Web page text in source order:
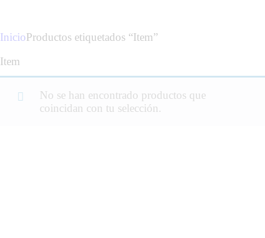
InicioProductos etiquetados “Item”
Item
No se han encontrado productos que
coincidan con tu selección.